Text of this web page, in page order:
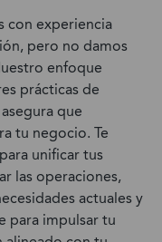
con experiencia
pero no damos
enfoque
prácticas de
que
tu negocio. Te
unificar tus
las operaciones,
actuales y
para impulsar tu